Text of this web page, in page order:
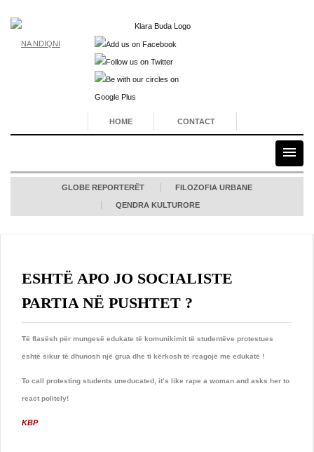
NA NDIQNI
HOME CONTACT
GLOBE REPORTERËT FILOZOFIA URBANE
QENDRA KULTURORE
ESHTË APO JO SOCIALISTE
PARTIA NË PUSHTET ?
Të flasësh për mungesë edukate të komunikimit të studentëve protestues
është sikur të dhunosh një grua dhe ti kërkosh të reagojë me edukatë !
To call protesting students uneducated, it’s like rape a woman and asks her to
react politely!
KBP